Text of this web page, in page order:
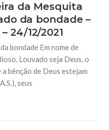
sobre o tema é cada
RELIGIOSAS
Hussein al-
no Brasil
o Misericordioso. Louvado
Que a paz e as bênçãos de
e Mensageiros,
da Mesquita
da bondade –
24/12/2021
bondade Em nome de
Louvado seja Deus, o
bênção de Deus estejam
seus